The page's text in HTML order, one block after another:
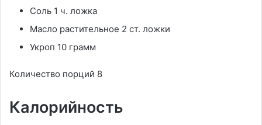
Соль 1 ч. ложка
Масло растительное 2 ст. ложки
Укроп 10 грамм
Количество порций 8
Калорийность